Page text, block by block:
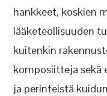
hankkeet, koskien
lääketeollisuuden
kuitenkin
komposiitteja sekä
ja perinteistä